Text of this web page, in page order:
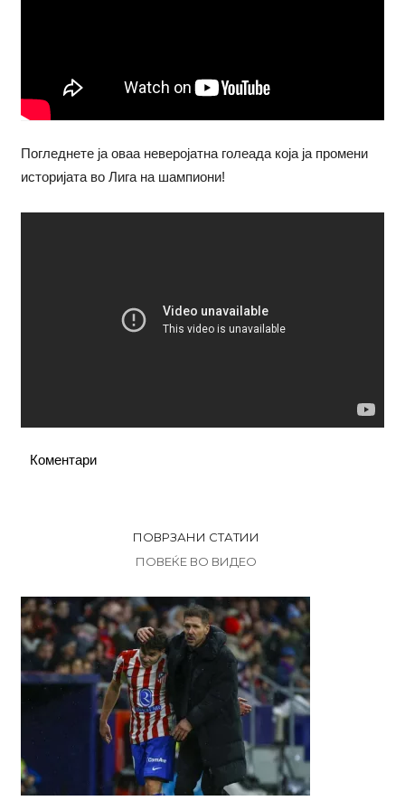
Погледнете ја оваа неверојатна голеада која ја промени
историјата во Лига на шампиони!
Коментари
ПОВРЗАНИ СТАТИИ
ПОВЕЌЕ ВО ВИДЕО